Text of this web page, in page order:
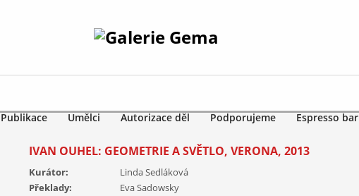
Publikace Umělci Autorizace děl Podporujeme Espresso bar
IVAN OUHEL: GEOMETRIE A SVĚTLO, VERONA, 2013
Kurátor:
Linda Sedláková
Překlady:
Eva Sadowsky